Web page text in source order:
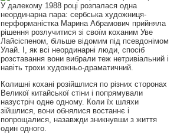
У далекому 1988 році розпалася одна
неординарна пара: сербська художниця-
перформаністка Марина Абрамович прийняла
рішення розлучитися зі своїм коханим Уве
Лайсіспеном, більше відомим під псевдонімом
Улай. І, як всі неординарні люди, спосіб
розставання вони вибрали теж нетривіальний і
навіть трохи художньо-драматичний.
Колишні кохані розійшлися по різних сторонах
Великої китайської стіни і попрямували
назустріч одне одному. Коли їх шляхи
зійшлися, вони обнялися востаннє і
попрощалися, назавжди зникнувши з життя
один одного.